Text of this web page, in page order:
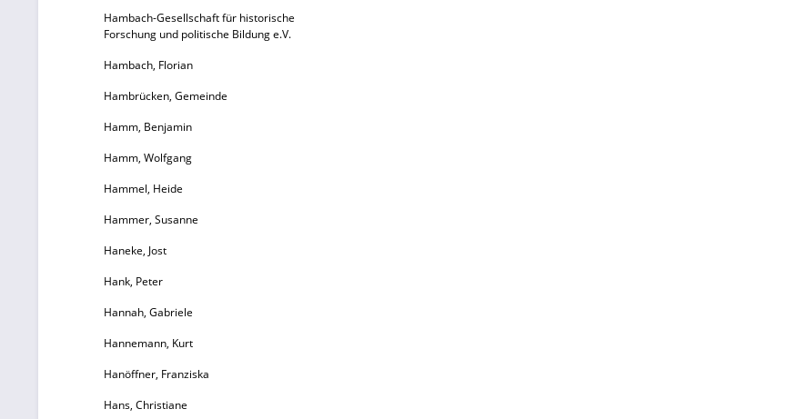
Hambach-Gesellschaft für historische
Forschung und politische Bildung e.V.
Hambach, Florian
Hambrücken, Gemeinde
Hamm, Benjamin
Hamm, Wolfgang
Hammel, Heide
Hammer, Susanne
Haneke, Jost
Hank, Peter
Hannah, Gabriele
Hannemann, Kurt
Hanöffner, Franziska
Hans, Christiane